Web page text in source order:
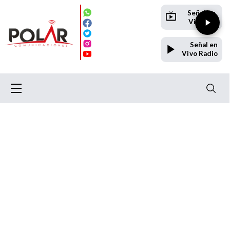
Señal en
Vivo TV
Señal en
Vivo Radio